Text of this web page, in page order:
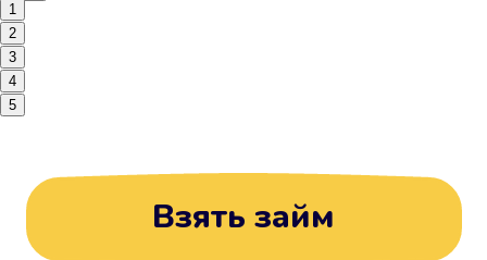
1
2
3
4
5
Взять займ